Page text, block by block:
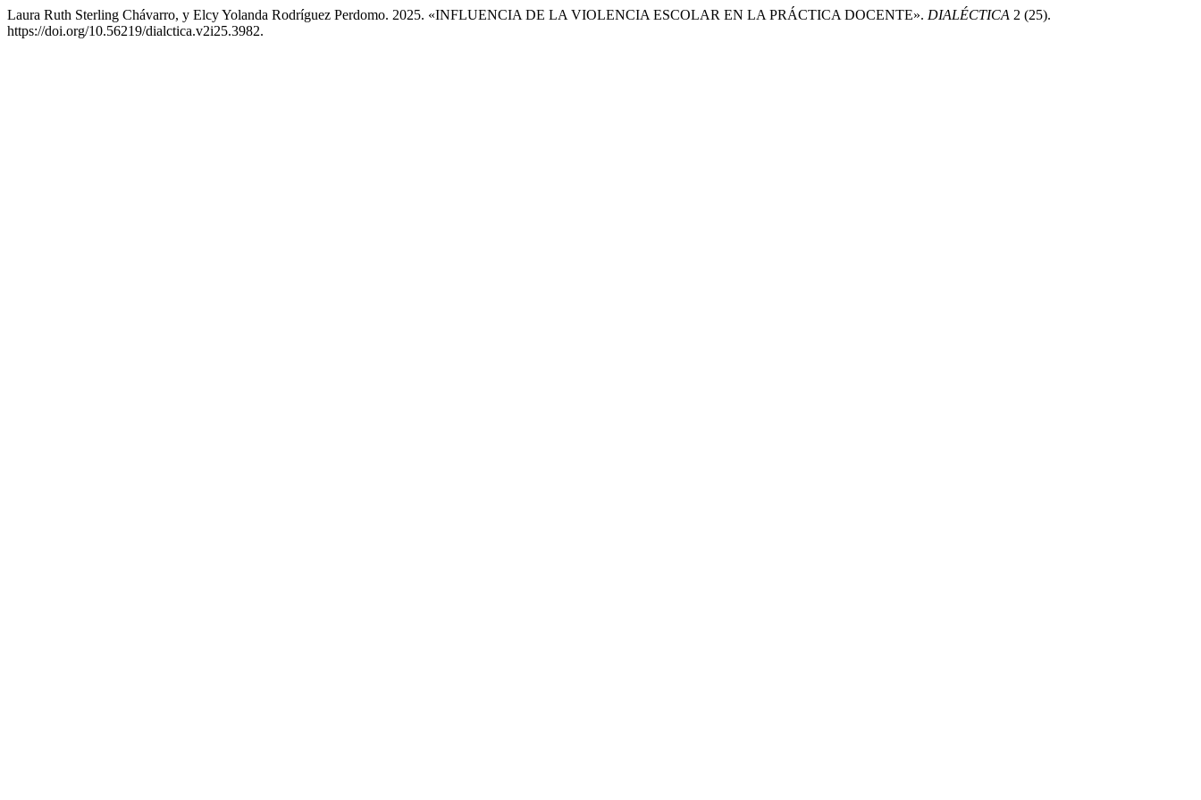
Laura Ruth Sterling Chávarro, y Elcy Yolanda Rodríguez Perdomo. 2025. «INFLUENCIA DE LA VIOLENCIA ESCOLAR EN LA PRÁCTICA DOCENTE». DIALÉCTICA 2 (25).
https://doi.org/10.56219/dialctica.v2i25.3982.